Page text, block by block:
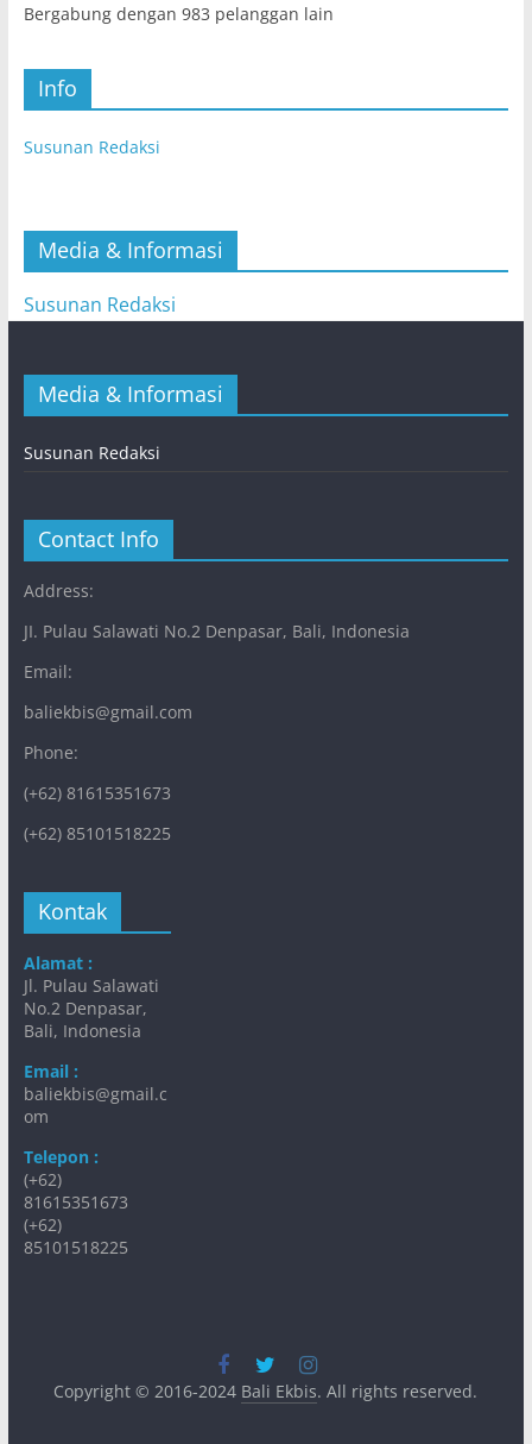
Bergabung dengan 983 pelanggan lain
Info
Susunan Redaksi
Media & Informasi
Susunan Redaksi
Media & Informasi
Susunan Redaksi
Contact Info
Address:
JI. Pulau Salawati No.2 Denpasar, Bali, Indonesia
Email:
baliekbis@gmail.com
Phone:
(+62) 81615351673
(+62) 85101518225
Kontak
Alamat :
Jl. Pulau Salawati
No.2 Denpasar,
Bali, Indonesia
Email :
baliekbis@gmail.c
om
Telepon :
(+62)
81615351673
(+62)
85101518225
Copyright © 2016-2024 Bali Ekbis. All rights reserved.